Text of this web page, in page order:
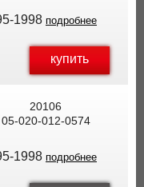
1998 подробнее
купить
20106
05-020-012-0574
1998 подробнее